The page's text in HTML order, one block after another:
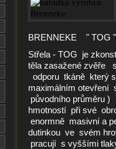
BRENNEKE " TOG
Střela - TOG je
těla zasažené zvěře
odporu tkáně který
maximálním
původního průměru
hmotností při své
enormně masivní a
dutinkou ve svém
pracují s vyššími